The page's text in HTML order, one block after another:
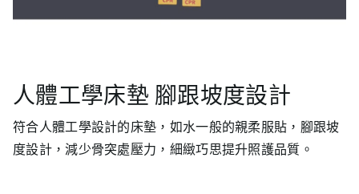
人體工學床墊 腳跟坡度設計
符合人體工學設計的床墊，如水一般的親柔服貼，腳跟坡
度設計，減少骨突處壓力，細緻巧思提升照護品質。